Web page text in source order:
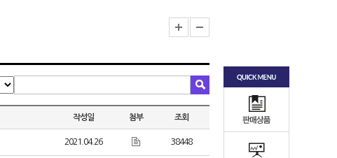
작성일 첨부 조회
2021.04.26 38448